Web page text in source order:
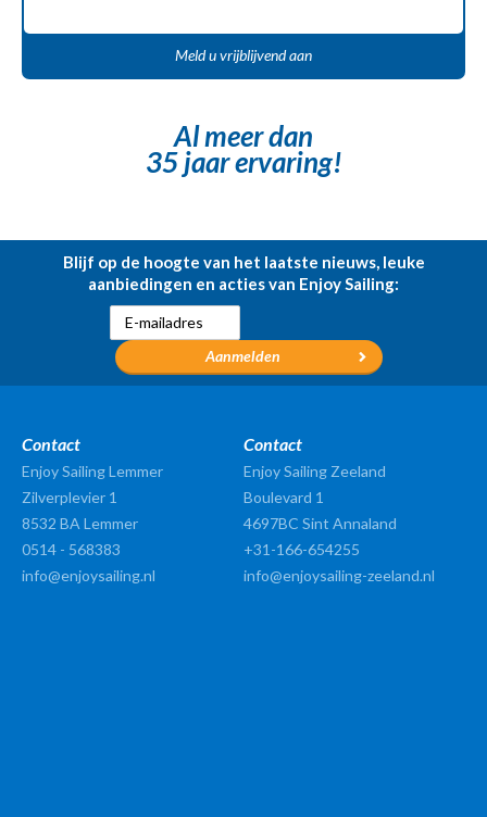
Meld u vrijblijvend aan
Al meer dan
35 jaar ervaring!
Blijf op de hoogte van het laatste nieuws, leuke
aanbiedingen en acties van Enjoy Sailing:
Contact
Enjoy Sailing Lemmer
Zilverplevier 1
8532 BA Lemmer
0514 - 568383
info@enjoysailing.nl
Contact
Enjoy Sailing Zeeland
Boulevard 1
4697BC Sint Annaland
+31-166-654255
info@enjoysailing-zeeland.nl